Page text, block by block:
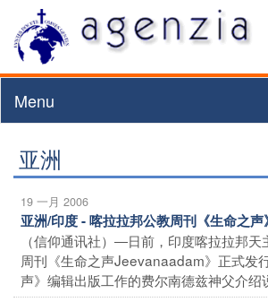
Menu
亚洲
19 一月 2006
亚洲/印度 - 喀拉拉邦公教周刊《生命之
（信仰通讯社）―日前，印度喀拉拉邦天
周刊《生命之声Jeevanaadam》正式发
声》编辑出版工作的费尔南德兹神父介